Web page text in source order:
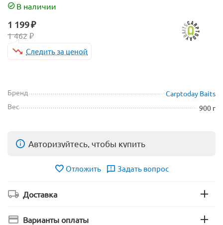
В наличии
1 199₽
1 462 ₽
Следить за ценой
Бренд
Carptoday Baits
Вес
900 г
Авторизуйтесь, чтобы купить
Отложить Задать вопрос
Доставка
Варианты оплаты